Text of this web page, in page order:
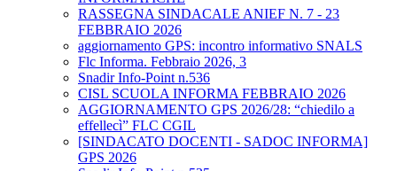
RASSEGNA SINDACALE ANIEF N. 7 - 23
FEBBRAIO 2026
aggiornamento GPS: incontro informativo SNALS
Flc Informa. Febbraio 2026, 3
Snadir Info-Point n.536
CISL SCUOLA INFORMA FEBBRAIO 2026
AGGIORNAMENTO GPS 2026/28: “chiedilo a
effellecì” FLC CGIL
[SINDACATO DOCENTI - SADOC INFORMA]
GPS 2026